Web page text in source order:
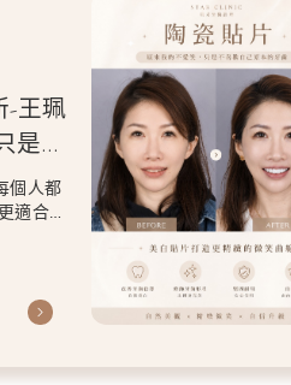
陶瓷貼片
【陶
伊醫師
白貼片
王珮伊醫
條件，也
等細節出